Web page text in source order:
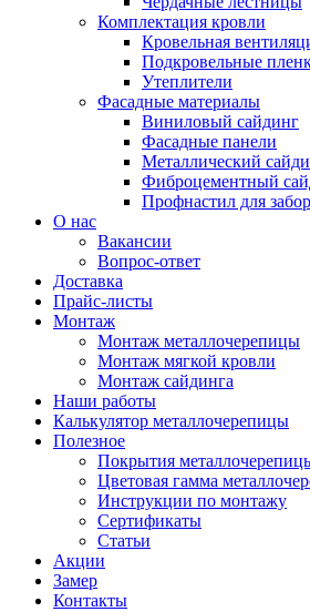
Комплектация кровли
Кровельная
Подкровельные
Утеплители
Фасадные материалы
Виниловый сайдинг
Фасадные панели
Металлический
Фиброцементный
Профнастил для
О нас
Вакансии
Вопрос-ответ
Доставка
Прайс-листы
Монтаж
Монтаж металлочерепицы
Монтаж мягкой кровли
Монтаж сайдинга
Наши работы
Калькулятор металлочерепицы
Полезное
Покрытия
Цветовая гамма
Инструкции по монтажу
Сертификаты
Статьи
Акции
Замер
Контакты